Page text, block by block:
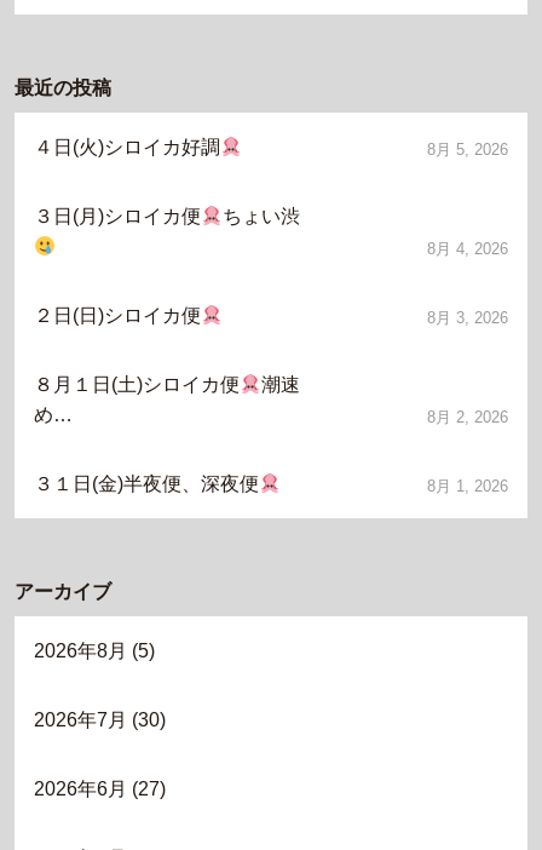
最近の投稿
４日(火)シロイカ好調 8月 5, 2026
３日(月)シロイカ便 ちょい渋
8月 4, 2026
２日(日)シロイカ便 8月 3, 2026
８月１日(土)シロイカ便
潮速
め…
8月 2, 2026
３１日(金)半夜便、深夜便 8月 1, 2026
アーカイブ
2026年8月 (5)
2026年7月 (30)
2026年6月 (27)